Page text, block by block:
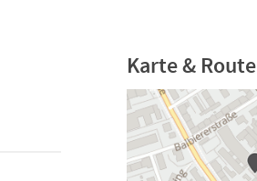
Karte & Route